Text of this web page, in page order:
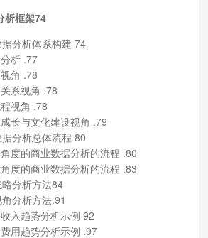
框架74
分析体系构建 74
析 .77
角 .78
系视角 .78
视角 .78
长与文化建设视角 .79
分析总体流程 80
度的商业数据分析的流程 .80
度的商业数据分析的流程 .83
分析方法84
分析方法.91
入趋势分析示例 92
用趋势分析示例 .97